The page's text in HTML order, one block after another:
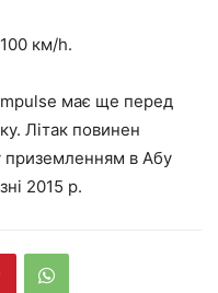
км/h.
має ще перед
Літак повинен
приземленням в Абу
2015 р.